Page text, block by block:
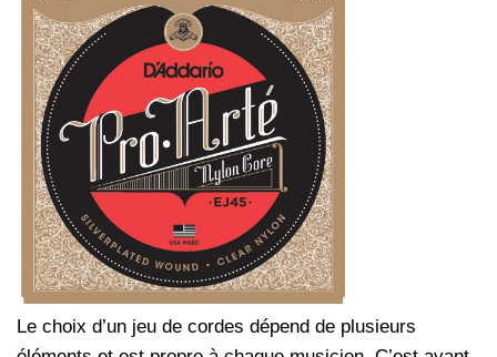
Le choix d’un jeu de cordes dépend de plusieurs